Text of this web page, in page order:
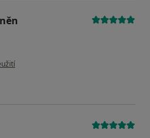
uživatele Váš účet byl odstraněn